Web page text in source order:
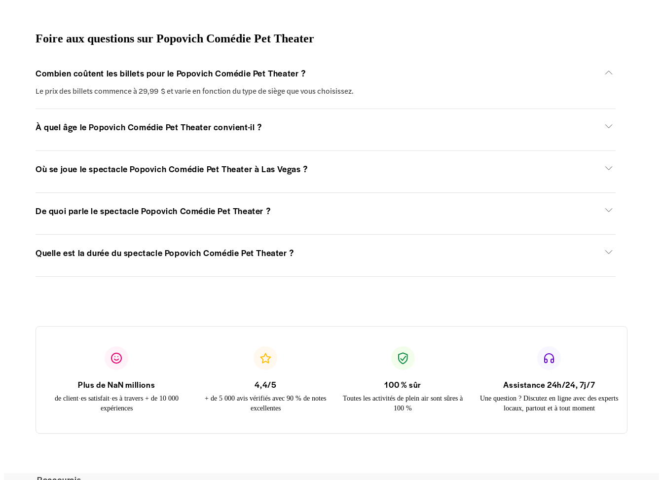
Foire aux questions sur Popovich Comédie Pet Theater
Combien coûtent les billets pour le Popovich Comédie Pet Theater ?
Le prix des billets commence à 29,99 $ et varie en fonction du type de siège que vous choisissez.
À quel âge le Popovich Comédie Pet Theater convient-il ?
Où se joue le spectacle Popovich Comédie Pet Theater à Las Vegas ?
De quoi parle le spectacle Popovich Comédie Pet Theater ?
Quelle est la durée du spectacle Popovich Comédie Pet Theater ?
Plus de NaN millions
de client·es satisfait·es à travers + de 10 000
expériences
4,4/5
+ de 5 000 avis vérifiés avec 90 % de notes
excellentes
100 % sûr
Toutes les activités de plein air sont sûres à
100 %
Assistance 24h/24, 7j/7
Une question ? Discutez en ligne avec des experts
locaux, partout et à tout moment